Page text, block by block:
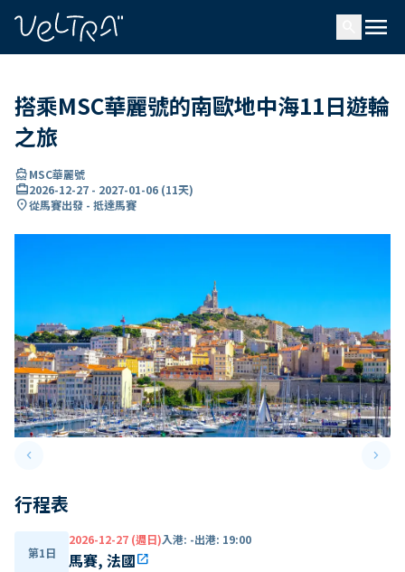
menu
搭乘MSC華麗號的南歐地中海11日遊輪
之旅
directions_boatMSC華麗號
card_travel2026-12-27 - 2027-01-06 (11天)
location_on從馬賽出發 - 抵達馬賽
keyboard_arrow_leftPrevious slide keyboard_arrow_right
行程表
第1日
2026-12-27 (週日)入港: -出港: 19:00
馬賽, 法國open_in_new